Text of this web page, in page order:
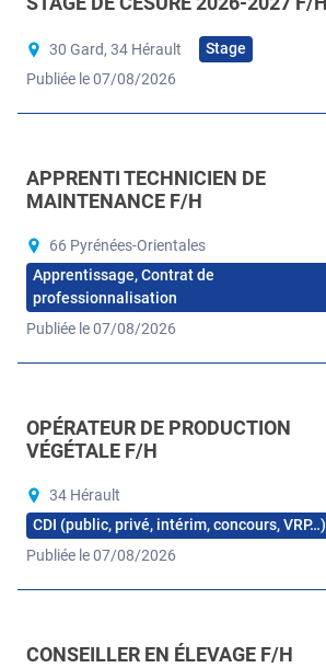
30 Gard, 34 Hérault
Stage
Publiée le 07/08/2026
APPRENTI TECHNICIEN DE
MAINTENANCE F/H
66 Pyrénées-Orientales
Apprentissage, Contrat de
professionnalisation
Publiée le 07/08/2026
OPÉRATEUR DE PRODUCTION
VÉGÉTALE F/H
34 Hérault
CDI (public, privé, intérim, concours, VRP…)
Publiée le 07/08/2026
CONSEILLER EN ÉLEVAGE F/H